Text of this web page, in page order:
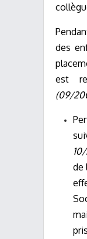
des
est
(09/
de